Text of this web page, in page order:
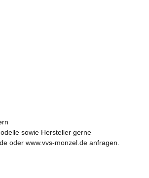
sowie Hersteller gerne
oder www.vvs-monzel.de anfragen.